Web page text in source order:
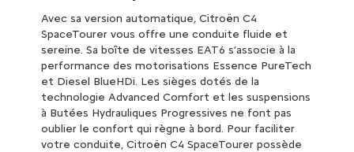
Avec sa version automatique, Citroën C4
SpaceTourer vous offre une conduite fluide et
sereine. Sa boîte de vitesses EAT6 s’associe à la
performance des motorisations Essence PureTech
et Diesel BlueHDi. Les sièges dotés de la
technologie Advanced Comfort et les suspensions
à Butées Hydrauliques Progressives ne font pas
oublier le confort qui règne à bord. Pour faciliter
votre conduite, Citroën C4 SpaceTourer possède